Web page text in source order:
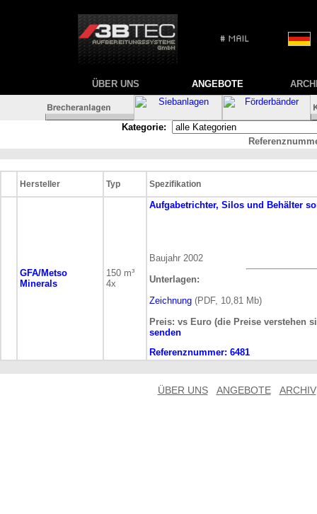
ÜBER UNS ANGEBOTE
Kategorie:
Hersteller Typ Spezifikation
GFA/Metso
Minerals
150 m³
4x
Aufgabetrichter, Silos und Behälter
Baujahr 2002
Unterlagen:
Zeichnung (PDF, 10,81 Mb)
Preis: vs Euro (die Preise verstehen
senden
Referenznummer: 6481
ÜBER UNS ANGEBOTE ARCHIV